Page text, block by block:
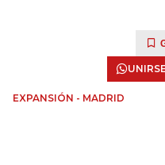
EXPANSIÓN - MADRID